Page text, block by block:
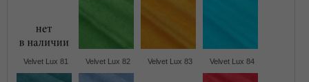
Velvet Lux 81 Velvet Lux 82 Velvet Lux 83 Velvet Lux 84